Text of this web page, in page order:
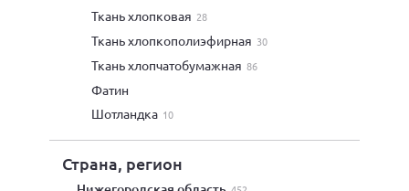
ткань хлопковая 28
ткань хлопкополиэфирная 30
ткань хлопчатобумажная 86
фатин
шотландка 10
Страна, регион